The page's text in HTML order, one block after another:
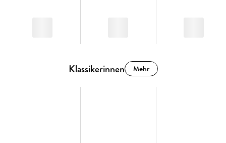
Klassikerinnen Mehr